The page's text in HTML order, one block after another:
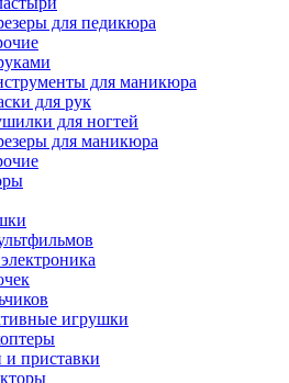
для педикюра
для маникюра
для рук
для ногтей
для маникюра
игрушки
и приставки